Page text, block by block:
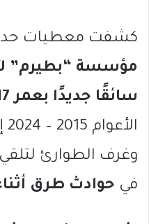
كشفت معطيات
مؤسسة “بطيرم”
سائقًا جديدًا بعمر 17 عامًا
وغرف الطوارئ
في حوادث طرق